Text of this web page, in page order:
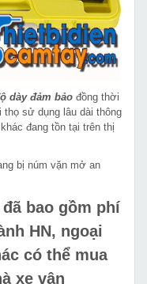
dày đảm bảo đồng thời
thọ sử dụng lâu dài thông
đang tồn tại trên thị
bị núm vặn mở an
bao gồm phí
HN, ngoại
có thể mua
xe vận